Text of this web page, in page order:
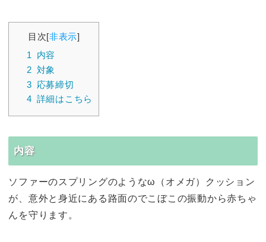
目次[非表示]
1
内容
2 対象
3 応募締切
4 詳細はこちら
内容
ソファーのスプリングのようなω（オメガ）クッション
が、意外と身近にある路面のでこぼこの振動から赤ちゃ
んを守ります。